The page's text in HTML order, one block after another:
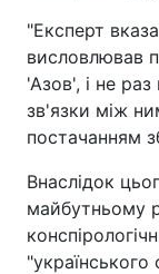
"Експерт
висловлював
'Азов', і не раз
зв'язки між
постачанням
Внаслідок
майбутньому
"українського